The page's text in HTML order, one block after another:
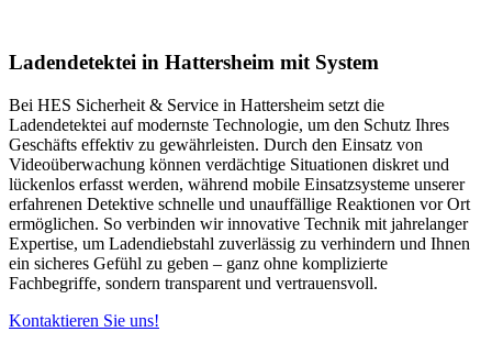
Ladendetektei in Hattersheim mit System
Bei HES Sicherheit & Service in Hattersheim setzt die
Ladendetektei auf modernste Technologie, um den Schutz Ihres
Geschäfts effektiv zu gewährleisten. Durch den Einsatz von
Videoüberwachung können verdächtige Situationen diskret und
lückenlos erfasst werden, während mobile Einsatzsysteme unserer
erfahrenen Detektive schnelle und unauffällige Reaktionen vor Ort
ermöglichen. So verbinden wir innovative Technik mit jahrelanger
Expertise, um Ladendiebstahl zuverlässig zu verhindern und Ihnen
ein sicheres Gefühl zu geben – ganz ohne komplizierte
Fachbegriffe, sondern transparent und vertrauensvoll.
Kontaktieren Sie uns!